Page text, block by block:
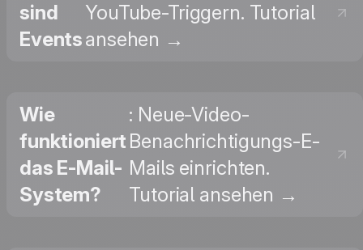
sind
Events
YouTube-Triggern. Tutorial
ansehen →
Wie
funktioniert
das E-Mail-
System?
: Neue-Video-
Benachrichtigungs-E-
Mails einrichten.
Tutorial ansehen →